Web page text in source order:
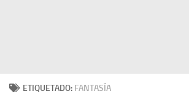
ETIQUETADO: FANTASÍA